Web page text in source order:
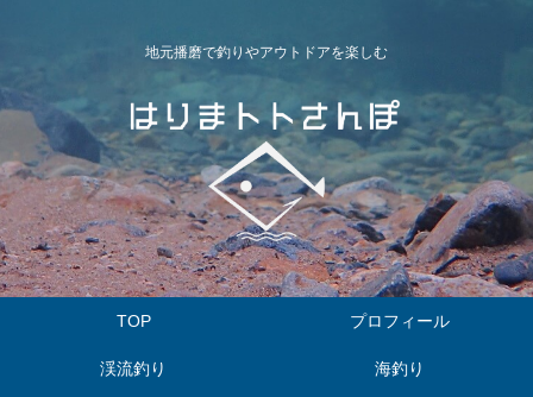
地元播磨で釣りやアウトドアを楽しむ
TOP プロフィール
渓流釣り 海釣り